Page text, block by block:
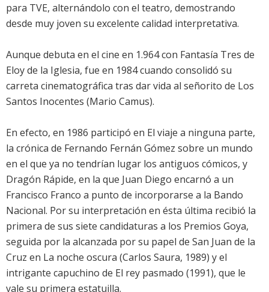
para TVE, alternándolo con el teatro, demostrando
desde muy joven su excelente calidad interpretativa.
Aunque debuta en el cine en 1.964 con Fantasía Tres de
Eloy de la Iglesia, fue en 1984 cuando consolidó su
carreta cinematográfica tras dar vida al señorito de Los
Santos Inocentes (Mario Camus).
En efecto, en 1986 participó en El viaje a ninguna parte,
la crónica de Fernando Fernán Gómez sobre un mundo
en el que ya no tendrían lugar los antiguos cómicos, y
Dragón Rápide, en la que Juan Diego encarnó a un
Francisco Franco a punto de incorporarse a la Bando
Nacional. Por su interpretación en ésta última recibió la
primera de sus siete candidaturas a los Premios Goya,
seguida por la alcanzada por su papel de San Juan de la
Cruz en La noche oscura (Carlos Saura, 1989) y el
intrigante capuchino de El rey pasmado (1991), que le
vale su primera estatuilla.